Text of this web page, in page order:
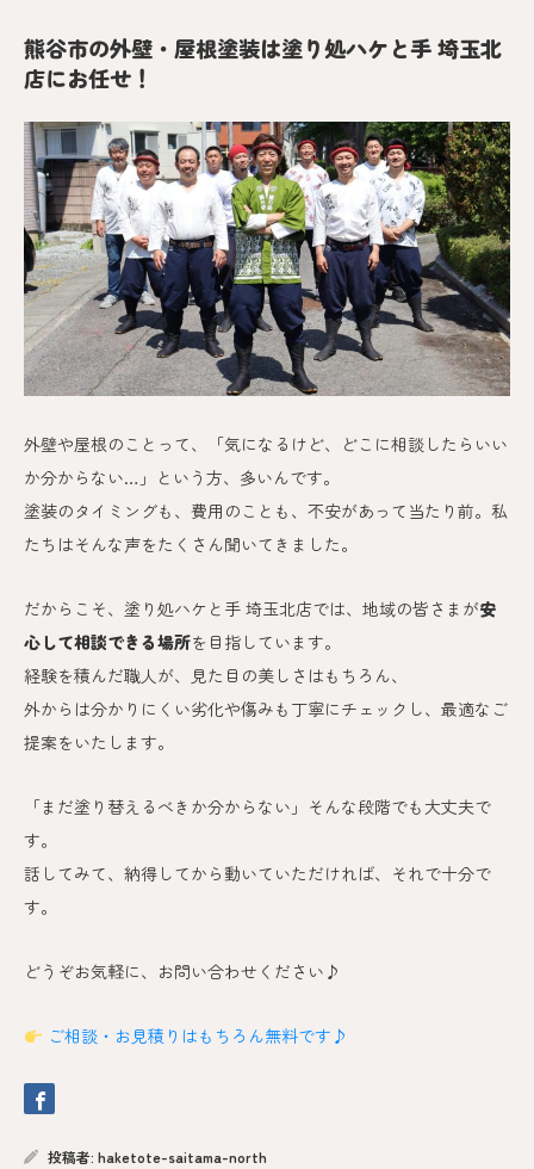
熊谷市の外壁・屋根塗装は塗り処ハケと手 埼玉北
店にお任せ！
外壁や屋根のことって、「気になるけど、どこに相談したらいい
か分からない…」という方、多いんです。
塗装のタイミングも、費用のことも、不安があって当たり前。私
たちはそんな声をたくさん聞いてきました。
だからこそ、塗り処ハケと手 埼玉北店では、地域の皆さまが安
心して相談できる場所を目指しています。
経験を積んだ職人が、見た目の美しさはもちろん、
外からは分かりにくい劣化や傷みも丁寧にチェックし、最適なご
提案をいたします。
「まだ塗り替えるべきか分からない」そんな段階でも大丈夫で
す。
話してみて、納得してから動いていただければ、それで十分で
す。
どうぞお気軽に、お問い合わせください♪
ご相談・お見積りはもちろん無料です♪
投稿者: haketote-saitama-north